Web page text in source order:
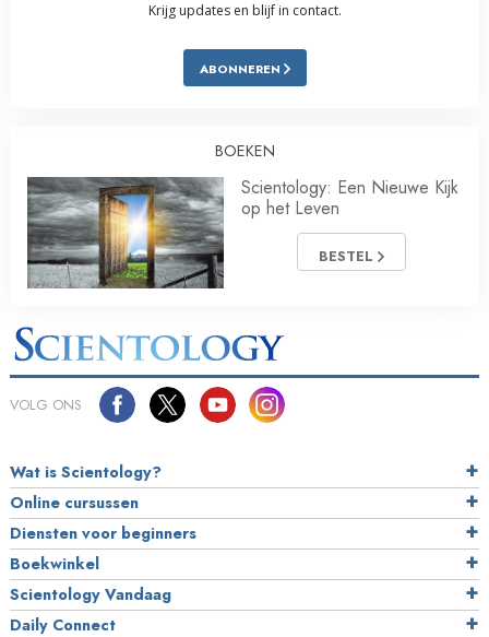
Krijg updates en blijf in contact.
ABONNEREN
BOEKEN
Scientology: Een Nieuwe Kijk
op het Leven
BESTEL
VOLG ONS
Wat is Scientology?
Online cursussen
Diensten voor beginners
Boekwinkel
Scientology Vandaag
Daily Connect